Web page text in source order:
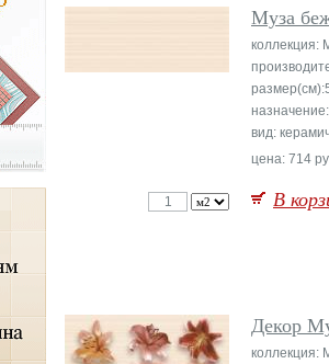
Муза
коллекция:
вид:
цена: 714
В
Декор
коллекция: